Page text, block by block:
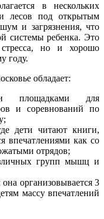
в нескольких
лесов под открытым
и загрязнения, что
системы ребенка. Это
но и хорошо
году.
обладает:
площадками для
и соревнований по
дети читают книги,
впечатлениями как со
отрядов;
групп мышц и
организовывается 3
массу впечатлений